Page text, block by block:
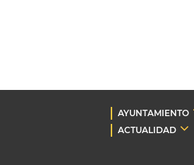
AYUNTAMIENTO
ACTUALIDAD